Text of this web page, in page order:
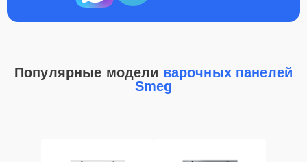
Популярные модели варочных панелей
Smeg